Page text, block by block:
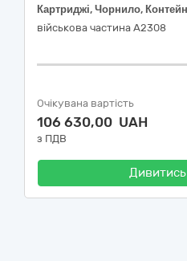
військова частина А2308
Очікувана вартість
106 630,00 UAH
з ПДВ
Дивитись